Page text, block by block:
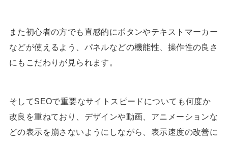
また初心者の方でも直感的にボタンやテキストマーカー
などが使えるよう、パネルなどの機能性、操作性の良さ
にもこだわりが見られます。
そしてSEOで重要なサイトスピードについても何度か
改良を重ねており、デザインや動画、アニメーションな
どの表示を崩さないようにしながら、表示速度の改善に